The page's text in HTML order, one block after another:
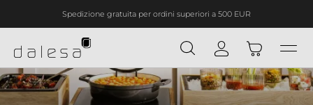
principaleSpedizione gratuita per ordini superiori a 500 EUR